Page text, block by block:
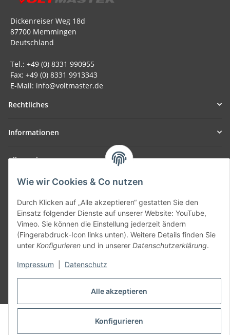
Alle akzeptieren
Konfigurieren
Wie wir Cookies & Co nutzen
Durch Klicken auf „Alle akzeptieren“ gestatten Sie den
Einsatz folgender Dienste auf unserer Website: YouTube,
Vimeo. Sie können die Einstellung jederzeit ändern
(Fingerabdruck-Icon links unten). Weitere Details finden Sie
unter Konfigurieren und in unserer Datenschutzerklärung.
Impressum Datenschutz
Dickenreiser Weg 18d
87700 Memmingen
Deutschland
Tel.: +49 (0) 8331 990955
Fax: +49 (0) 8331 9913343
E-Mail: info@voltmaster.de
Rechtliches
Informationen
Allgemein
Teil unseres Netzwerks:
SmoliTec - Safety. Simplified. Worldwide. ( B2B Shop )
Vertrag widerrufen
* Alle Preise inkl. gesetzlicher USt., zzgl.Versand
© voltmaster.de
Powered byJTL-Shop